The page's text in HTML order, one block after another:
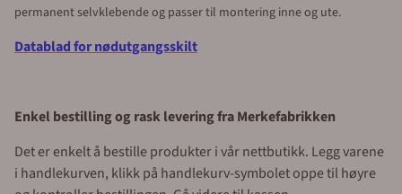
permanent selvklebende og passer til montering inne og ute.
Datablad for nødutgangsskilt
Enkel bestilling og rask levering fra Merkefabrikken
Det er enkelt å bestille produkter i vår nettbutikk. Legg varene
i handlekurven, klikk på handlekurv-symbolet oppe til høyre